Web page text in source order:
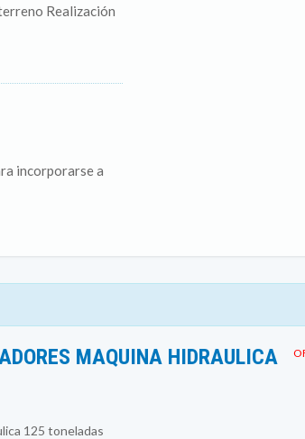
Realización
incorporarse a
MAQUINA HIDRAULICA
125 toneladas